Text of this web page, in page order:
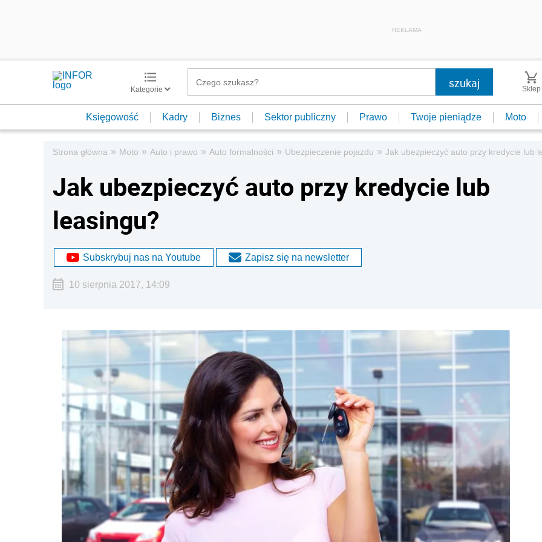
REKLAMA
Kategorie Sklep
Księgowość Kadry Biznes Sektor publiczny Prawo Twoje pieniądze Moto
Strona główna » Moto » Auto i prawo » Auto formalności » Ubezpieczenie pojazdu » Jak ubezpieczyć auto przy kredycie lub
Jak ubezpieczyć auto przy kredycie lub
leasingu?
Subskrybuj nas na Youtube Zapisz się na newsletter
10 sierpnia 2017, 14:09